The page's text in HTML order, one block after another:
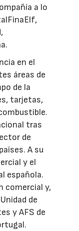
a lo
en el
áreas de
de la
tarjetas,
tras
de
A su
y el
española.
comercial y,
de
y AFS de